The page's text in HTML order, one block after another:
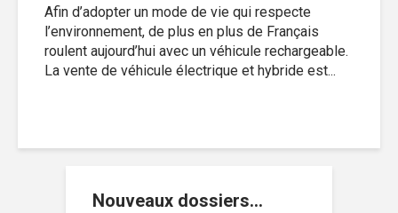
Afin d’adopter un mode de vie qui respecte
l’environnement, de plus en plus de Français
roulent aujourd’hui avec un véhicule rechargeable.
La vente de véhicule électrique et hybride est...
Nouveaux dossiers…